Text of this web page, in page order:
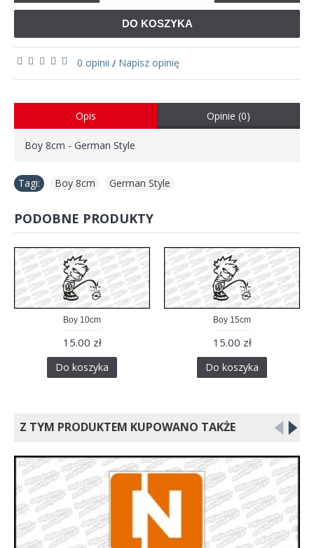
DO KOSZYKA
0 opinii / Napisz opinię
Opis Opinie (0)
Boy 8cm - German Style
Tagi: Boy 8cm German Style
PODOBNE PRODUKTY
Boy 10cm
15.00 zł
Do koszyka
Boy 15cm
15.00 zł
Do koszyka
Z TYM PRODUKTEM KUPOWANO TAKŻE